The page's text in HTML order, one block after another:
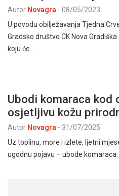
Autor Novagra - 08/05/2023
U povodu obilježavanja Tjedna
Gradsko društvo CK Nova
koju će…
Ubodi komaraca
osjetljivu kožu
Autor Novagra - 31/07/2025
Uz toplinu, more i izlete, ljetni
ugodnu pojavu – ubode komaraca.